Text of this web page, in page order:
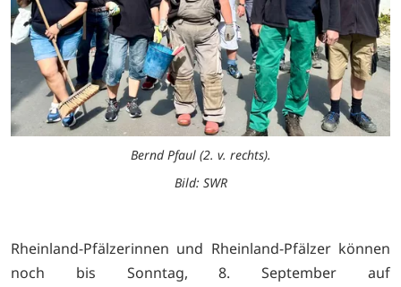
Bernd Pfaul (2. v. rechts).
Bild: SWR
Rheinland-Pfälzerinnen und Rheinland-Pfälzer können
noch bis Sonntag, 8. September auf